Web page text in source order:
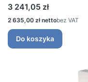
Cena
3 241,05 zł
Cena
2 635,00 zł bez VAT
Do koszyka